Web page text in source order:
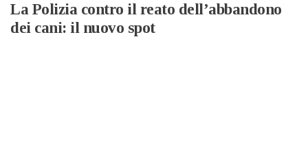
La Polizia contro il reato dell’abbandono
dei cani: il nuovo spot